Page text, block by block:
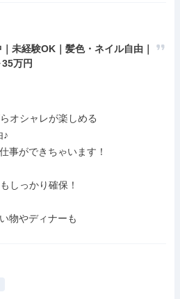
未経験OK｜髪色・ネイル自由｜
万円
オシャレが楽しめる
♪
事ができちゃいます！
しっかり確保！
物やディナーも